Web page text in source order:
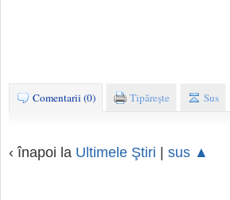
Comentarii (0) Tipăreşte Sus
‹ înapoi la Ultimele Ştiri sus ▲